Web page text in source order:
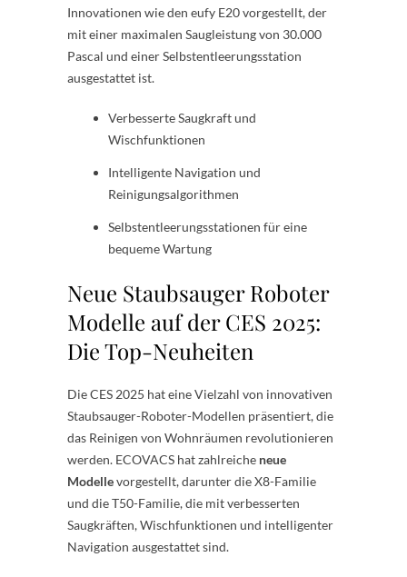
Innovationen wie den eufy E20 vorgestellt, der
mit einer maximalen Saugleistung von 30.000
Pascal und einer Selbstentleerungsstation
ausgestattet ist.
Verbesserte Saugkraft und
Wischfunktionen
Intelligente Navigation und
Reinigungsalgorithmen
Selbstentleerungsstationen für eine
bequeme Wartung
Neue Staubsauger Roboter
Modelle auf der CES 2025:
Die Top-Neuheiten
Die CES 2025 hat eine Vielzahl von innovativen
Staubsauger-Roboter-Modellen präsentiert, die
das Reinigen von Wohnräumen revolutionieren
werden. ECOVACS hat zahlreiche neue
Modellevorgestellt, darunter die X8-Familie
und die T50-Familie, die mit verbesserten
Saugkräften, Wischfunktionen und intelligenter
Navigation ausgestattet sind.